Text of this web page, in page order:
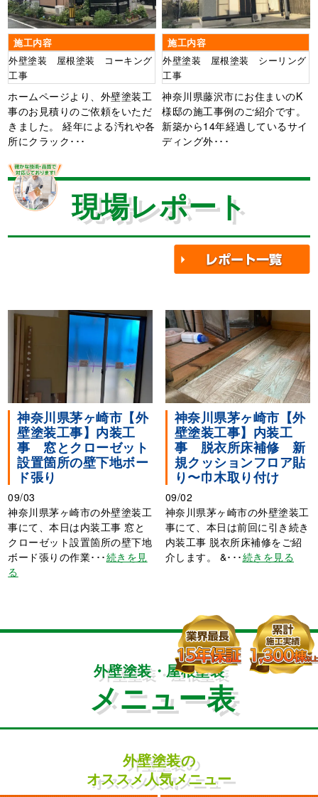
施工内容
外壁塗装 屋根塗装 コーキング
工事
ホームページより、外壁塗装工
事のお見積りのご依頼をいただ
きました。 経年による汚れや各
所にクラック･･･
施工内容
外壁塗装 屋根塗装 シーリング
工事
神奈川県藤沢市にお住まいのK
様邸の施工事例のご紹介です。
新築から14年経過しているサイ
ディング外･･･
現場レポート
神奈川県茅ヶ崎市【外
壁塗装工事】内装工
事 窓とクローゼット
設置箇所の壁下地ボー
ド張り
09/03
神奈川県茅ヶ崎市の外壁塗装工
事にて、本日は内装工事 窓と
クローゼット設置箇所の壁下地
ボード張りの作業･･･続きを見
る
神奈川県茅ヶ崎市【外
壁塗装工事】内装工
事 脱衣所床補修 新
規クッションフロア貼
り〜巾木取り付け
09/02
神奈川県茅ヶ崎市の外壁塗装工
事にて、本日は前回に引き続き
内装工事 脱衣所床補修をご紹
介します。 &･･･続きを見る
外壁塗装・屋根塗装
メニュー表
外壁塗装の
オススメ人気メニュー